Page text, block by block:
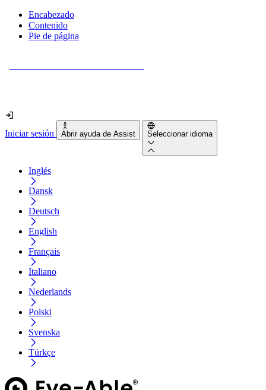
Encabezado
Contenido
Pie de página
Iniciar sesión Abrir ayuda de Assist Seleccionar idioma
Inglés
Dansk
Deutsch
English
Français
Italiano
Nederlands
Polski
Svenska
Türkçe